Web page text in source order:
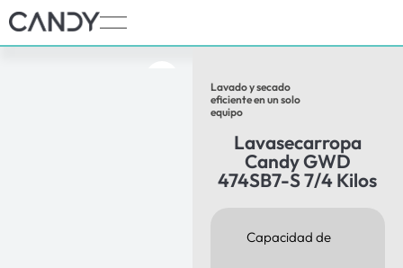
Lavado y secado
eficiente en un solo
equipo
Lavasecarropa
Candy GWD
474SB7-S 7/4 Kilos
Capacidad de